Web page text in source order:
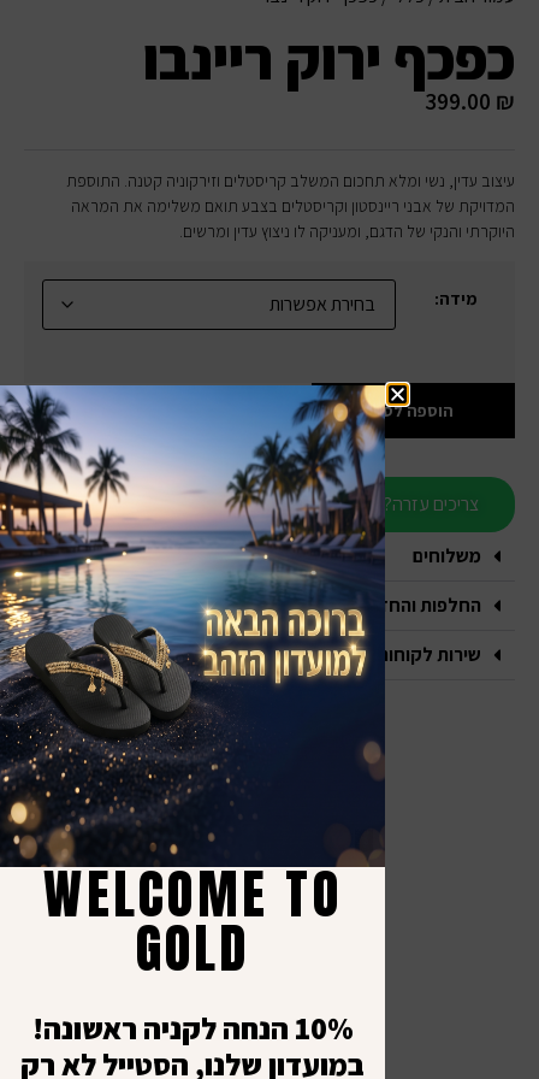
כפכף ירוק ריינבו
399.00 ₪
עיצוב עדין, נשי ומלא תחכום המשלב קריסטלים וזירקוניה קטנה. התוספת
המדויקת של אבני ריינסטון וקריסטלים בצבע תואם משלימה את המראה
היוקרתי והנקי של הדגם, ומעניקה לו ניצוץ עדין ומרשים.
מידה:
הוספה לסל
צריכים עזרה?
משלוחים
החלפות והחזרות
שירות לקוחות
אנחנו במדיה
א׳
כל
WELCOME TO
GOLD
10% הנחה לקניה ראשונה!
במועדון שלנו, הסטייל לא רק